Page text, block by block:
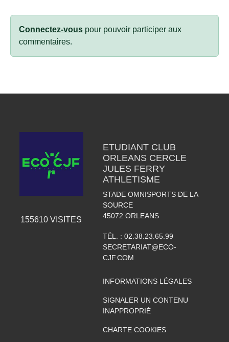
Connectez-vous pour pouvoir participer aux
commentaires.
155610 VISITES
ETUDIANT CLUB
ORLEANS CERCLE
JULES FERRY
ATHLETISME
STADE OMNISPORTS DE LA
SOURCE
45072 ORLEANS
TÉL. : 02.38.23.65.99
SECRETARIAT@ECO-
CJF.COM
INFORMATIONS LÉGALES
SIGNALER UN CONTENU
INAPPROPRIÉ
CHARTE COOKIES